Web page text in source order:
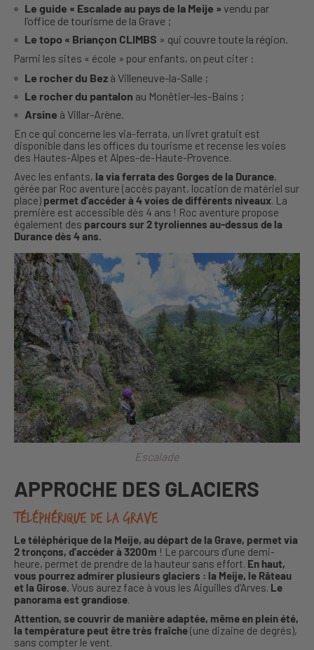
Le guide « Escalade au pays de la Meije » vendu par
l’office de tourisme de la Grave ;
Le topo « Briançon CLIMBS » qui couvre toute la région.
Parmi les sites « école » pour enfants, on peut citer :
Le rocher du Bez à Villeneuve-la-Salle ;
Le rocher du pantalon au Monêtier-les-Bains ;
Arsine à Villar-Arène.
En ce qui concerne les via-ferrata, un livret gratuit est
disponible dans les offices du tourisme et recense les voies
des Hautes-Alpes et Alpes-de-Haute-Provence.
Avec les enfants, la via ferrata des Gorges de la Durance,
gérée par Roc aventure (accès payant, location de matériel sur
place) permet d’accéder à 4 voies de différents niveaux . La
première est accessible dès 4 ans ! Roc aventure propose
également des parcours sur 2 tyroliennes au-dessus de la
Durance dès 4 ans.
Escalade
APPROCHE DES GLACIERS
Téléphérique de la Grave
Le téléphérique de la Meije, au départ de la Grave, permet via
2 tronçons, d’accéder à 3200m ! Le parcours d’une demi-
heure, permet de prendre de la hauteur sans effort. En haut,
vous pourrez admirer plusieurs glaciers : la Meije, le Râteau
et la Girose. Vous aurez face à vous les Aiguilles d’Arves. Le
panorama est grandiose.
Attention, se couvrir de manière adaptée, même en plein été,
la température peut être très fraîche(une dizaine de degrés),
sans compter le vent.